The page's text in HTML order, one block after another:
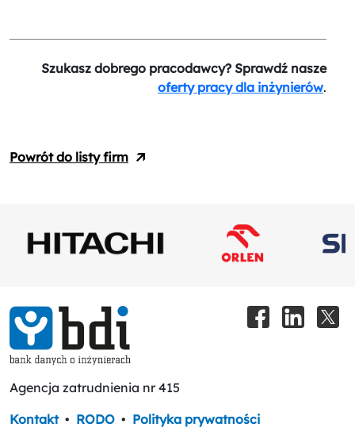
Szukasz dobrego pracodawcy? Sprawdź nasze
oferty pracy dla inżynierów.
Powrót do listy firm
Agencja zatrudnienia nr 415
Kontakt • RODO • Polityka prywatności